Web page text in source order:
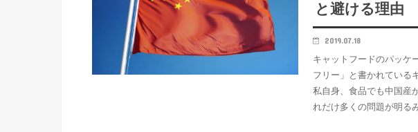
と避ける理由
2019.07.18
キャットフードのパッケ
フリー」と書かれている
私自身、食品でも中国産
れだけ多くの問題が明る